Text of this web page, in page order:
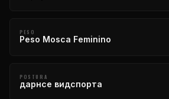
PESO
Peso Mosca Feminino
POSTURA
дарнсе видспорта